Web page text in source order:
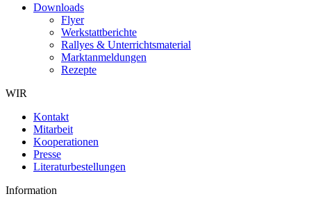
Downloads
Flyer
Werkstattberichte
Rallyes & Unterrichtsmaterial
Marktanmeldungen
Rezepte
WIR
Kontakt
Mitarbeit
Kooperationen
Presse
Literaturbestellungen
Information